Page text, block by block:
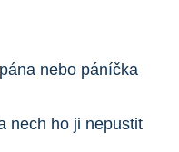
nebo páníčka
nech ho ji nepustit